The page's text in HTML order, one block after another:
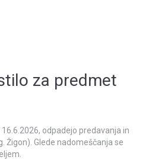
za predmet
odpadejo predavanja in
Žigon). Glede nadomeščanja se